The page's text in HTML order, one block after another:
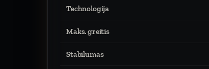
Technologija
Maks. greitis
Stabilumas